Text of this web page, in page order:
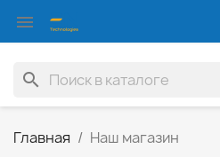

search
Главная Наш магазин